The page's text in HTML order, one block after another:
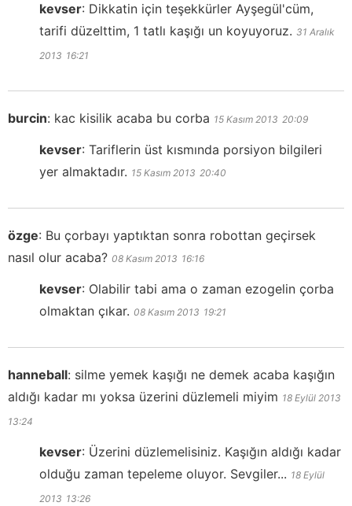
kevser: Dikkatin için teşekkürler Ayşegül'cüm,
tarifi düzelttim, 1 tatlı kaşığı un koyuyoruz. 31 Aralık
2013 16:21
burcin: kac kisilik acaba bu corba 15 Kasım 2013 20:09
kevser: Tariflerin üst kısmında porsiyon bilgileri
yer almaktadır. 15 Kasım 2013 20:40
özge: Bu çorbayı yaptıktan sonra robottan geçirsek
nasıl olur acaba? 08 Kasım 2013 16:16
kevser: Olabilir tabi ama o zaman ezogelin çorba
olmaktan çıkar. 08 Kasım 2013 19:21
hanneball: silme yemek kaşığı ne demek acaba kaşığın
aldığı kadar mı yoksa üzerini düzlemeli miyim 18 Eylül 2013
13:24
kevser: Üzerini düzlemelisiniz. Kaşığın aldığı kadar
olduğu zaman tepeleme oluyor. Sevgiler... 18 Eylül
2013 13:26